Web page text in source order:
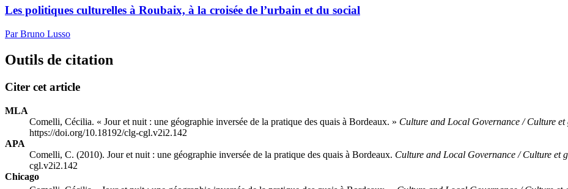
Les politiques culturelles à Roubaix, à la croisée de l’urbain et du social
Par Bruno Lusso
Outils de citation
Citer cet article
MLA
Comelli, Cécilia. « Jour et nuit : une géographie inversée de la pratique des quais à Bordeaux. » Culture and Local Governance / Culture et
https://doi.org/10.18192/clg-cgl.v2i2.142
APA
Comelli, C. (2010). Jour et nuit : une géographie inversée de la pratique des quais à Bordeaux. Culture and Local Governance / Culture et
cgl.v2i2.142
Chicago